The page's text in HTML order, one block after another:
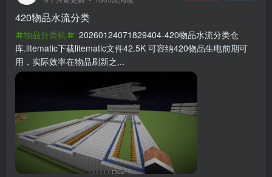
420物品水流分类
物品分类机
20260124071829404-420物品水流分类仓
库.litematic下载litematic文件42.5K 可容纳420物品生电前期可
用，实际效率在物品刷新之...